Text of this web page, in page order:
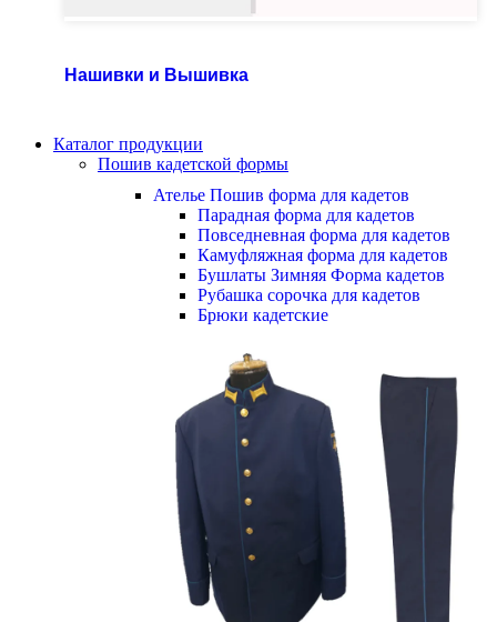
Нашивки и Вышивка
Каталог продукции
Пошив кадетской формы
Ателье Пошив форма для кадетов
Парадная форма для кадетов
Повседневная форма для кадетов
Камуфляжная форма для кадетов
Бушлаты Зимняя Форма кадетов
Рубашка сорочка для кадетов
Брюки кадетские